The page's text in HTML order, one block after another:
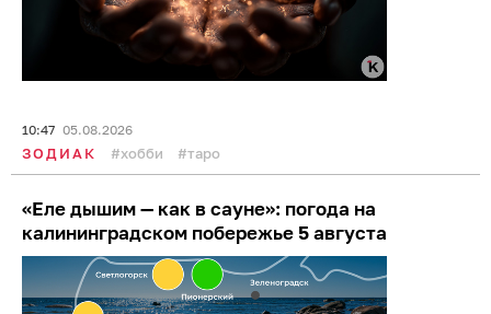
10:47 05.08.2026
ЗОДИАК хобби таро
«Еле дышим — как в сауне»: погода на
калининградском побережье 5 августа